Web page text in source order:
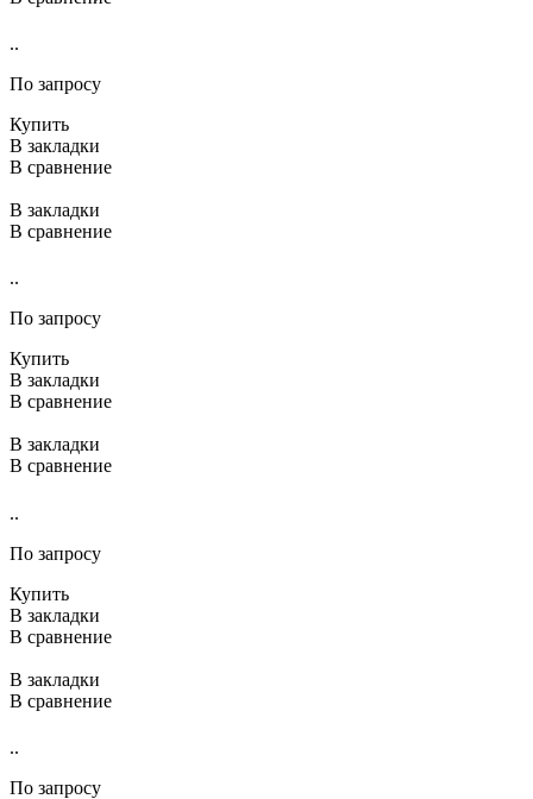
..
По запросу
Купить
В закладки
В сравнение
В закладки
В сравнение
..
По запросу
Купить
В закладки
В сравнение
В закладки
В сравнение
..
По запросу
Купить
В закладки
В сравнение
В закладки
В сравнение
..
По запросу